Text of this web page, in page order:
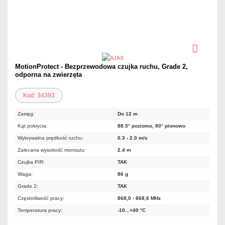
MotionProtect - Bezprzewodowa czujka ruchu, Grade 2,
odporna na zwierzęta
Kod: 34393
Zasięg: Do 12 m
Kąt pokrycia: 88.5° poziomo, 80° pionowo
Wykrywalna prędkość ruchu: 0.3 - 2.0 m/s
Zalecana wysokość montażu: 2.4 m
Czujka PIR: TAK
Waga: 86 g
Grade 2: TAK
Częstotliwość pracy: 868,0 - 868,6 MHz
Temperatura pracy: -10...+40 °C